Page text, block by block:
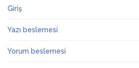
Giriş
Yazı beslemesi
Yorum beslemesi